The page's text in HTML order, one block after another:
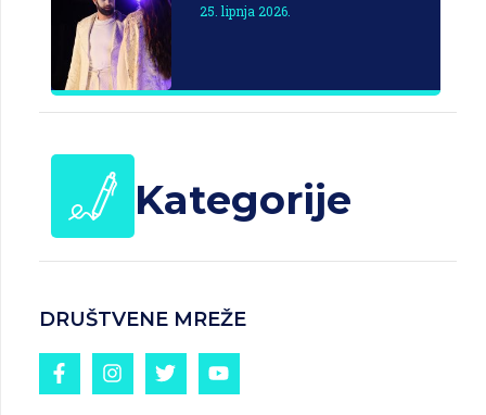
25. lipnja 2026.
Kategorije
DRUŠTVENE MREŽE